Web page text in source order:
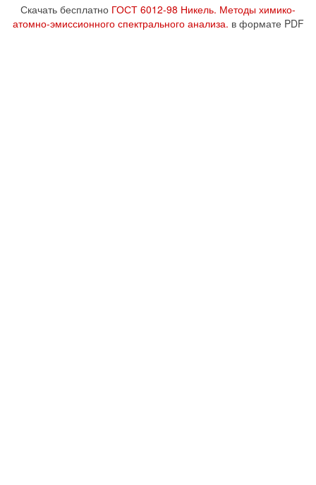
Скачать бесплатно ГОСТ 6012-98 Никель. Методы химико-
атомно-эмиссионного спектрального анализа. в формате PDF